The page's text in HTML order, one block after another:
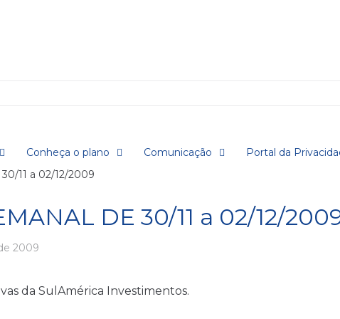
Conheça o plano Comunicação Portal da
11 a 02/12/2009
DE 30/11 a 02/12/
2009
da SulAmérica Investimentos.